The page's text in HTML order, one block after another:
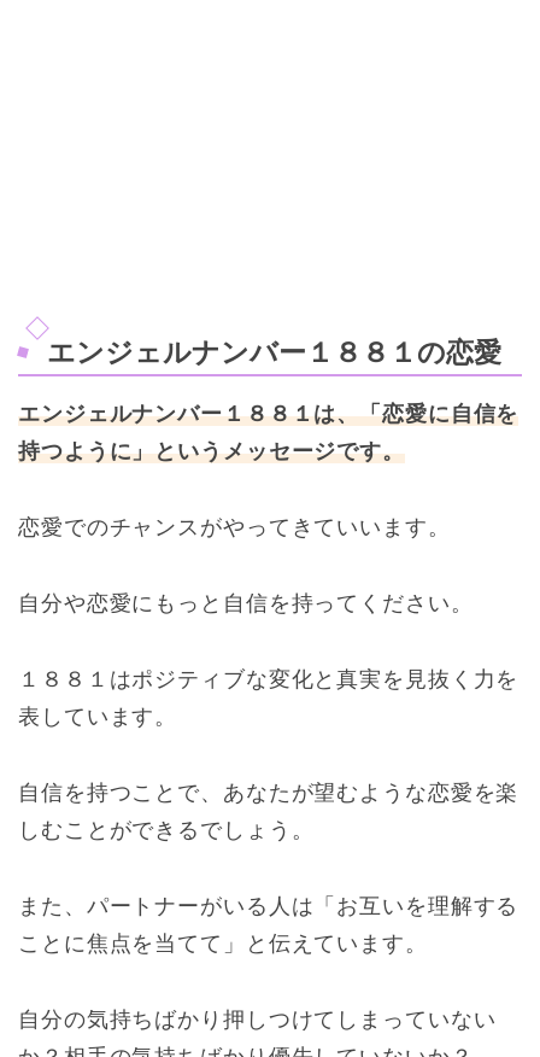
エンジェルナンバー１８８１の恋愛
エンジェルナンバー１８８１は、「恋愛に自信を
持つように」というメッセージです。
恋愛でのチャンスがやってきていいます。
自分や恋愛にもっと自信を持ってください。
１８８１はポジティブな変化と真実を見抜く力を
表しています。
自信を持つことで、あなたが望むような恋愛を楽
しむことができるでしょう。
また、パートナーがいる人は「お互いを理解する
ことに焦点を当てて」と伝えています。
自分の気持ちばかり押しつけてしまっていない